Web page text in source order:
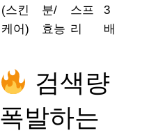
(스킨
케어)
분/
효능
스프
리
3
배
검색량
폭발하는